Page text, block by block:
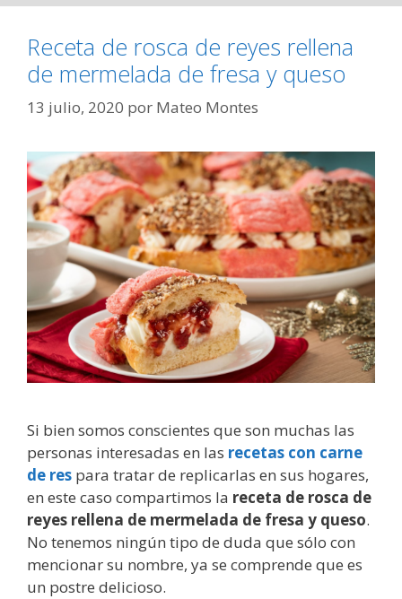
Receta de rosca de reyes rellena
de mermelada de fresa y queso
13 julio, 2020 por Mateo Montes
Si bien somos conscientes que son muchas las
personas interesadas en las recetas con carne
de res para tratar de replicarlas en sus hogares,
en este caso compartimos la receta de rosca de
reyes rellena de mermelada de fresa y queso.
No tenemos ningún tipo de duda que sólo con
mencionar su nombre, ya se comprende que es
un postre delicioso.